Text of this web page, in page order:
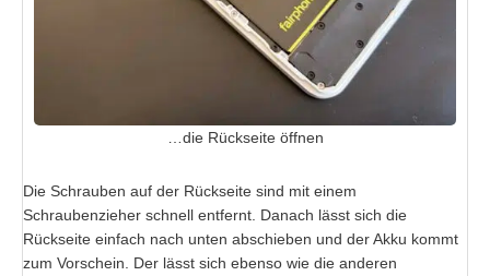
…die Rückseite öffnen
Die Schrauben auf der Rückseite sind mit einem
Schraubenzieher schnell entfernt. Danach lässt sich die
Rückseite einfach nach unten abschieben und der Akku kommt
zum Vorschein. Der lässt sich ebenso wie die anderen